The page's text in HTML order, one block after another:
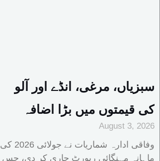
سبزیاں، مرغی، انڈے اور آلو
کی قیمتوں میں بڑا اضافہ
August 3, 2026
وفاقی ادارہ شماریات نے جولائی 2026 کی
ماہانہ مہنگائی رپورٹ جاری کر دی، جس